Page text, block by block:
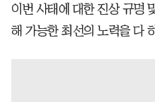
이번 사태에 대한 진상 규명
해 가능한 최선의 노력을 다